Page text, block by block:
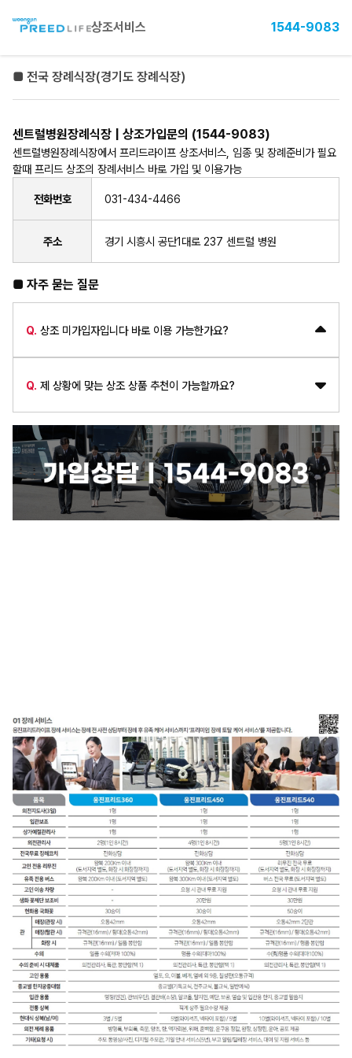
상조서비스 1544-9083
■ 전국 장례식장(경기도 장례식장)
센트럴병원장례식장 | 상조가입문의 (1544-9083)
센트럴병원장례식장에서 프리드라이프 상조서비스, 임종 및 장례준비가 필요
할때 프리드 상조의 장례서비스 바로 가입 및 이용가능
전화번호 031-434-4466
주소 경기 시흥시 공단1대로 237 센트럴 병원
■ 자주 묻는 질문
Q. 상조 미가입자입니다 바로 이용 가능한가요?
Q. 제 상황에 맞는 상조 상품 추천이 가능할까요?